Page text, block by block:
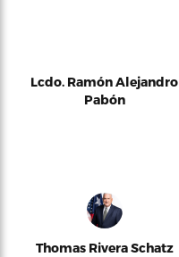
Lcdo. Ramón Alejandro
Pabón
Thomas Rivera Schatz